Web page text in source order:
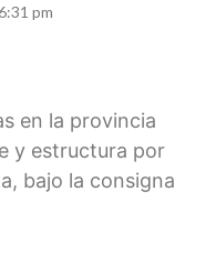
pm
en la provincia
y estructura por
bajo la consigna